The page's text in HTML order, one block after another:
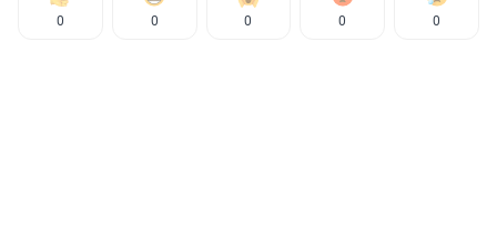
0 0 0 0 0